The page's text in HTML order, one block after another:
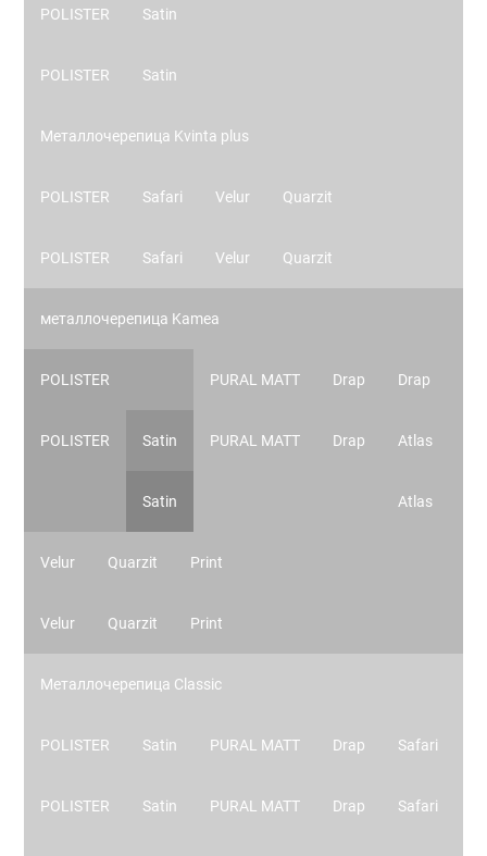
POLISTER
POLISTER
Satin
Satin
Металлочерепица Kvinta plus
POLISTER
POLISTER
Safari
Safari
Velur
Velur
Quarzit
Quarzit
металлочерепица Kamea
POLISTER
POLISTER Satin
Satin
PURAL MATT
PURAL MATT
Drap
Drap
Drap
Atlas
Atlas
Velur
Velur
Quarzit
Quarzit
Print
Print
Металлочерепица Classic
POLISTER
POLISTER
Satin
Satin
PURAL MATT
PURAL MATT
Drap
Drap
Safari
Safari